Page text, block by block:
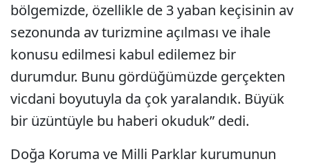
bölgemizde, özellikle de 3 yaban keçisinin av
sezonunda av turizmine açılması ve ihale
konusu edilmesi kabul edilemez bir
durumdur. Bunu gördüğümüzde gerçekten
vicdani boyutuyla da çok yaralandık. Büyük
bir üzüntüyle bu haberi okuduk” dedi.
Doğa Koruma ve Milli Parklar kurumunun